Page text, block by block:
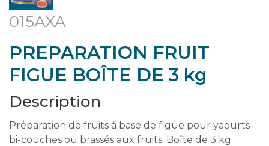
015AXA
PREPARATION FRUIT
FIGUE BOÎTE DE 3 kg
Description
Préparation de fruits à base de figue pour yaourts
bi-couches ou brassés aux fruits. Boîte de 3 kg.